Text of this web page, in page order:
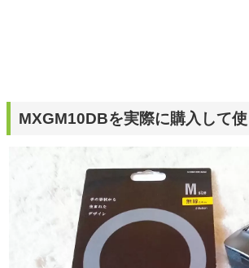
MXGM10DBを実際に購入して